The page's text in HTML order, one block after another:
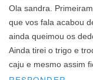
Ola sandra.
que vos fala acabou
ainda queimou os
Ainda tirei o trigo e
caju e mesmo assim